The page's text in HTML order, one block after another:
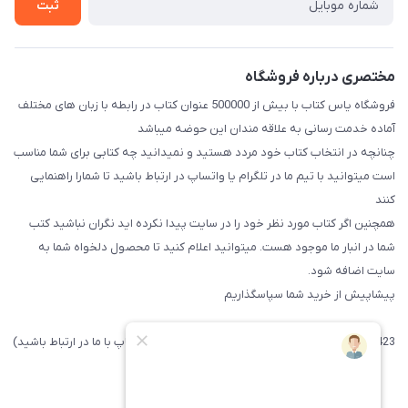
ثبت
مختصری درباره فروشگاه
فروشگاه یاس کتاب با بیش از 500000 عنوان کتاب در رابطه با زبان های مختلف
آماده خدمت رسانی به علاقه مندان این حوضه میباشد
چنانچه در انتخاب کتاب خود مردد هستید و نمیدانید چه کتابی برای شما مناسب
است میتوانید با تیم ما در تلگرام یا واتساپ در ارتباط باشید تا شما‌را راهنمایی
کنند
همچنین اگر کتاب مورد نظر خود را در سایت پیدا نکرده اید نگران نباشید کتب
شما در انبار ما موجود هست. میتوانید اعلام کنید تا محصول دلخواه شما به
سایت اضافه شود.
پیشاپیش از خرید شما سپاسگذاریم
09371742423 (لطفا فقط پیامک داده و یا از طریق واتساپ با ما در ارتباط باشید)